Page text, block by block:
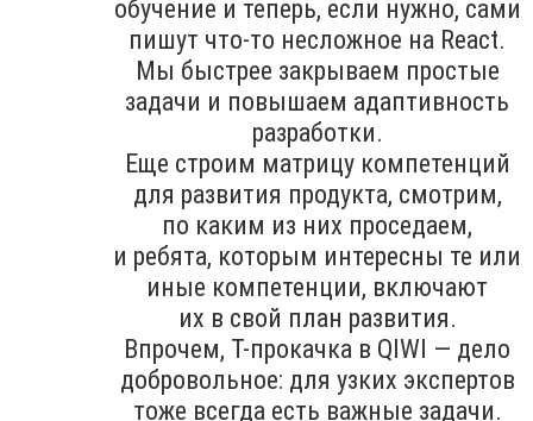
обучение и теперь, если нужно, сами
пишут что-то несложное на React.
Мы быстрее закрываем простые
задачи и повышаем адаптивность
разработки.
Еще строим матрицу компетенций
для развития продукта, смотрим,
по каким из них проседаем,
и ребята, которым интересны те или
иные компетенции, включают
их в свой план развития.
Впрочем, T-прокачка в QIWI — дело
добровольное: для узких экспертов
тоже всегда есть важные задачи.